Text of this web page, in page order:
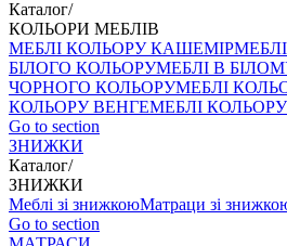
Каталог/
КОЛЬОРИ МЕБЛІВ
МЕБЛІ КОЛЬОРУ КАШЕМІР
БІЛОГО КОЛЬОРУМЕБЛІ В
ЧОРНОГО КОЛЬОРУМЕБЛІ
КОЛЬОРУ ВЕНГЕМЕБЛІ
Go to section
ЗНИЖКИ
Каталог/
ЗНИЖКИ
Меблі зі знижкоюМатраци зі
Go to section